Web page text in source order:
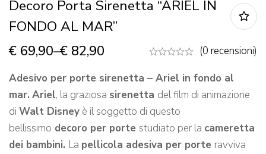
Decoro Porta Sirenetta “ARIEL IN
FONDO AL MAR”
€ 69,90–€ 82,90
(0 recensioni)
Adesivo per porte sirenetta – Ariel in fondo al
mar. Ariel, la graziosa sirenetta del film di animazione
di Walt Disney è il soggetto di questo
bellissimo decoro per porte studiato per la cameretta
dei bambini. La pellicola adesiva per porte ravviva